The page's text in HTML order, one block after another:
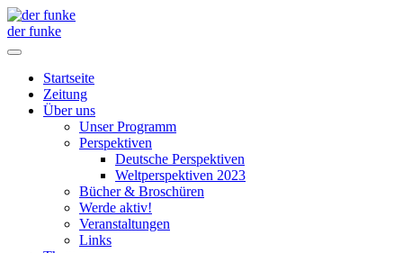
der funke
Startseite
Zeitung
Über uns
Unser Programm
Perspektiven
Deutsche Perspektiven
Weltperspektiven 2023
Bücher & Broschüren
Werde aktiv!
Veranstaltungen
Links